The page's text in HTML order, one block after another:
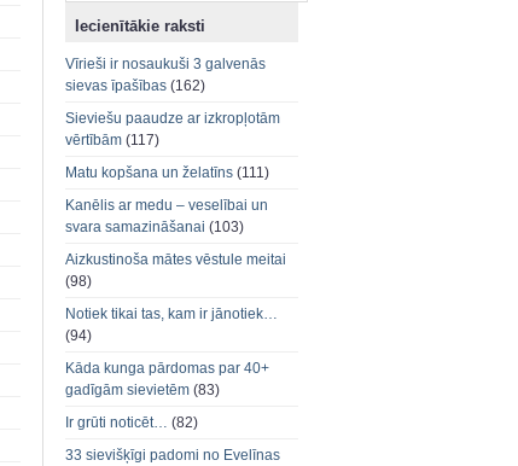
Iecienītākie raksti
Vīrieši ir nosaukuši 3 galvenās
sievas īpašības (162)
Sieviešu paaudze ar izkropļotām
vērtībām (117)
Matu kopšana un želatīns (111)
Kanēlis ar medu – veselībai un
svara samazināšanai (103)
Aizkustinoša mātes vēstule meitai
(98)
Notiek tikai tas, kam ir jānotiek…
(94)
Kāda kunga pārdomas par 40+
gadīgām sievietēm (83)
Ir grūti noticēt… (82)
33 sievišķīgi padomi no Evelīnas